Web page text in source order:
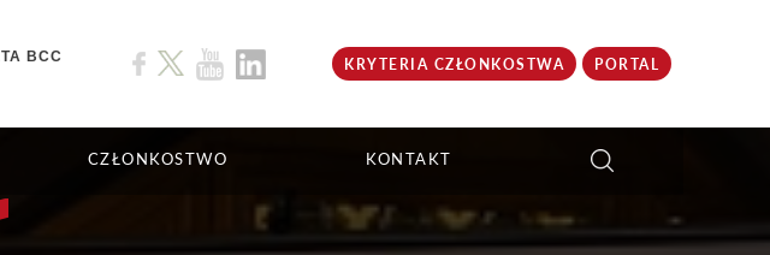
BCC KRYTERIA CZŁONKOSTWA PORTAL
CZŁONKOSTWO KONTAKT